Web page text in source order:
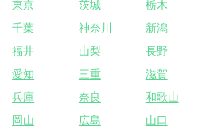
東京 茨城
栃木
千葉 神奈川
新潟
福井 山梨
長野
愛知 三重
滋賀
兵庫 奈良
和歌山
岡山 広島
山口